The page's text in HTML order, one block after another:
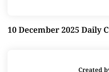
10 December 2025 Daily